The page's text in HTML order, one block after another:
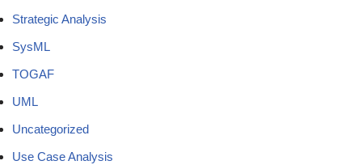
Strategic Analysis
SysML
TOGAF
UML
Uncategorized
Use Case Analysis